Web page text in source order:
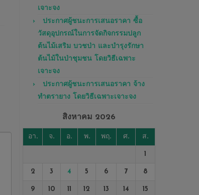
เจาะจง
ประกาศผู้ชนะการเสนอราคา ซื้อ
วัสดุอุปกรณ์ในการจัดกิจกรรมปลูก
ต้นไม้เสริม บวชป่า และบำรุงรักษา
ต้นไม้ในป่าชุมชน โดยวิธีเฉพาะ
เจาะจง
ประกาศผู้ชนะการเสนอราคา จ้าง
ทำตรายาง โดยวิธีเฉพาะเจาะจง
สิงหาคม 2026
อา. จ. อ. พ. พฤ. ศ. ส.
1
2 3 4 5 6 7 8
9 10 11 12 13 14 15